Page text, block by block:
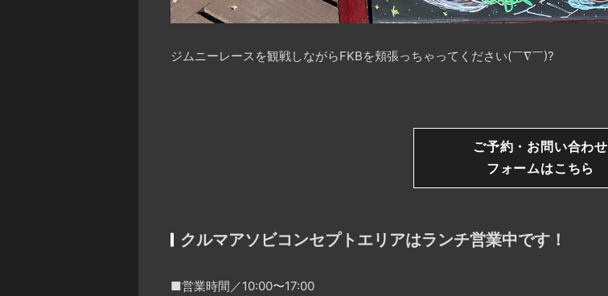
ジムニーレースを観戦しながらFKBを頬張っちゃってください(￣∇￣)?
ご予約・お問い合わせ
フォームはこちら
クルマアソビコンセプトエリアはランチ営業中です！
■営業時間／10:00〜17:00